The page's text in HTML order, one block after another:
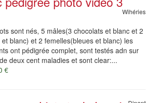
Wihéries
sont nés, 5 mâles(3 chocolats et blanc et 2
et blanc) et 2 femelles(bleues et blanc) les
ont pédigrée complet, sont testés adn sur
deux cent maladies et sont clear:...
€